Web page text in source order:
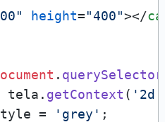
height="400"></
. querySelector
tela. getContext ( '2d'
= 'grey' ;